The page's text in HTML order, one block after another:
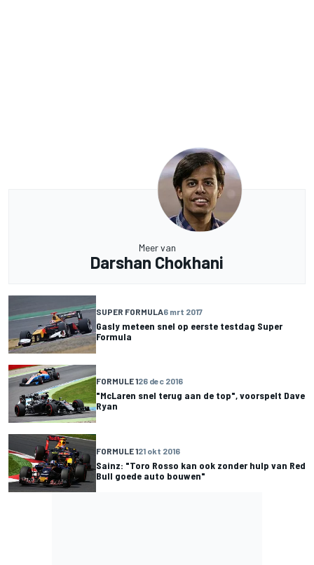
Meer van
Darshan Chokhani
SUPER FORMULA6 mrt 2017
Gasly meteen snel op eerste testdag Super
Formula
FORMULE 126 dec 2016
"McLaren snel terug aan de top", voorspelt Dave
Ryan
FORMULE 121 okt 2016
Sainz: "Toro Rosso kan ook zonder hulp van Red
Bull goede auto bouwen"